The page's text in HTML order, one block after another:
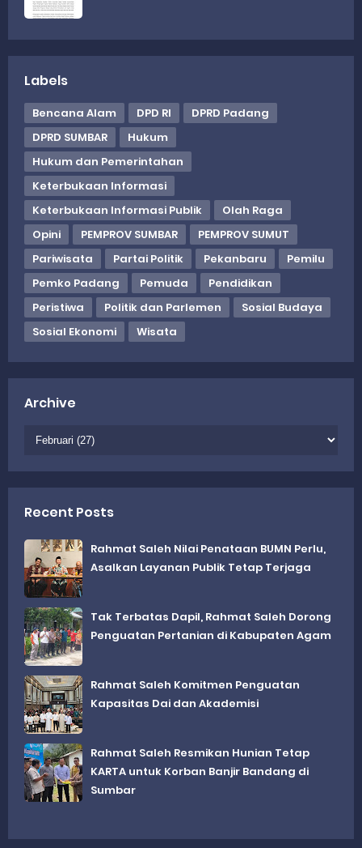
Labels
Bencana Alam DPD RI
DPRD Padang
DPRD SUMBAR
Hukum
Hukum dan Pemerintahan
Keterbukaan Informasi
Keterbukaan Informasi Publik
Olah Raga
Opini
PEMPROV SUMBAR
PEMPROV SUMUT
Pariwisata
Partai Politik Pekanbaru
Pemilu
Pemko Padang
Pemuda
Pendidikan
Peristiwa
Politik dan Parlemen
Sosial Budaya
Sosial Ekonomi
Wisata
Archive
Recent Posts
Rahmat Saleh Nilai Penataan BUMN Perlu,
Asalkan Layanan Publik Tetap Terjaga
Tak Terbatas Dapil, Rahmat Saleh Dorong
Penguatan Pertanian di Kabupaten Agam
Rahmat Saleh Komitmen Penguatan
Kapasitas Dai dan Akademisi
Rahmat Saleh Resmikan Hunian Tetap
KARTA untuk Korban Banjir Bandang di
Sumbar